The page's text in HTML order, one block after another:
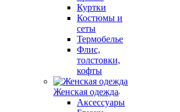
Куртки
Костюмы и
сеты
Термобелье
Флис,
толстовки,
кофты
Женская одежда
Аксессуары